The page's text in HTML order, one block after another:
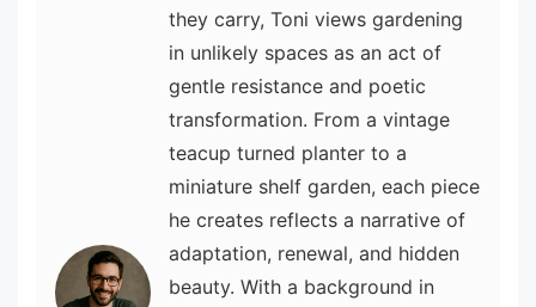
they carry, Toni views gardening
in unlikely spaces as an act of
gentle resistance and poetic
transformation. From a vintage
teacup turned planter to a
miniature shelf garden, each piece
he creates reflects a narrative of
adaptation, renewal, and hidden
beauty. With a background in